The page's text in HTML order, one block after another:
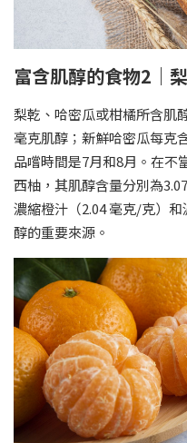
富含肌醇的食物2｜
梨乾、哈密瓜或柑橘所含肌
毫克肌醇；新鮮哈密瓜每克
品嚐時間是7月和8月。在不
西柚，其肌醇含量分別為
濃縮橙汁（2.04 毫克/克）
醇的重要來源。